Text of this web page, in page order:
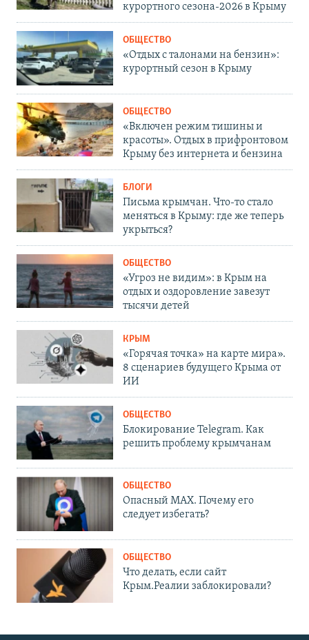
курортного сезона-2026 в Крыму
ОБЩЕСТВО
«Отдых с талонами на бензин»:
курортный сезон в Крыму
ОБЩЕСТВО
«Включен режим тишины и
красоты». Отдых в прифронтовом
Крыму без интернета и бензина
БЛОГИ
Письма крымчан. Что-то стало
меняться в Крыму: где же теперь
укрыться?
ОБЩЕСТВО
«Угроз не видим»: в Крым на
отдых и оздоровление завезут
тысячи детей
КРЫМ
«Горячая точка» на карте мира».
8 сценариев будущего Крыма от
ИИ
ОБЩЕСТВО
Блокирование Telegram. Как
решить проблему крымчанам
ОБЩЕСТВО
Опасный MAX. Почему его
следует избегать?
ОБЩЕСТВО
Что делать, если сайт
Крым.Реалии заблокировали?